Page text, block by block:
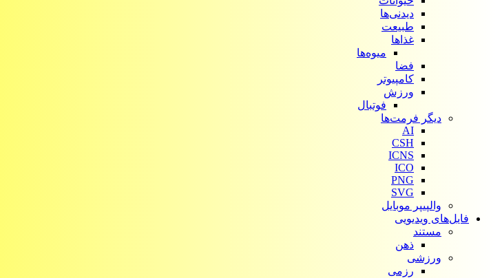
دیدنی‌ها
طبیعت
غذاها
میوه‌ها
فضا
کامپیوتر
ورزش
فوتبال
دیگر فرمت‌ها
AI
CSH
ICNS
ICO
PNG
SVG
والپیپر موبایل
فایل‌های ویدیویی
مستند
ذهن
ورزشی
رزمی